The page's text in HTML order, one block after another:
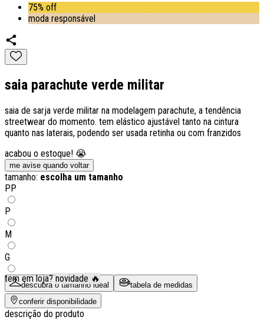
75% off
moda responsável
saia parachute verde militar
saia de sarja verde militar na modelagem parachute, a tendência
streetwear do momento. tem elástico ajustável tanto na cintura
quanto nas laterais, podendo ser usada retinha ou com franzidos
acabou o estoque! 😭
me avise quando voltar
tamanho: escolha um tamanho
PP
P
M
G
descubra o tamanho ideal tabela de medidas
tem em loja? novidade 🔥
conferir disponibilidade
descrição do produto